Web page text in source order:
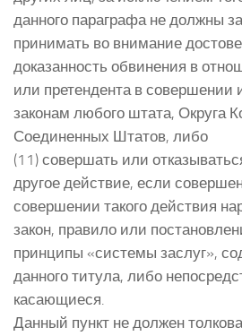
данного параграфа не должны
принимать во внимание
доказанность обвинения в
или претендента в совершении
законам любого штата, Округа
Соединенных Штатов, либо
(11) совершать или
другое действие, если
совершении такого действия
закон, правило или
принципы «системы заслуг»,
данного титула, либо
касающиеся.
Данный пункт не должен